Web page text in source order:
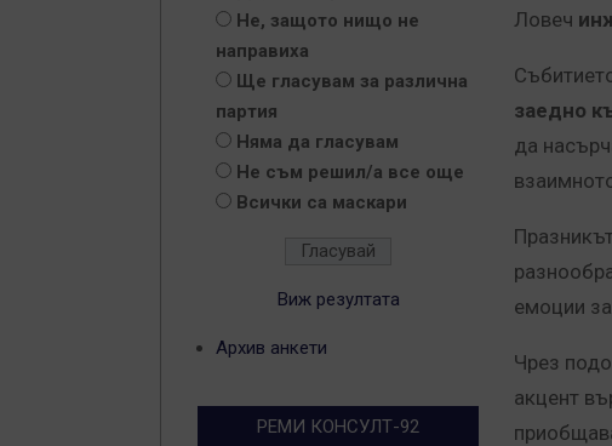
Ловеч
заедно
да
емоции
Чрез
акцент
Не, защото нищо не
направиха
Ще гласувам за различна
партия
Няма да гласувам
Не съм решил/а все още
Всички са маскари
Виж резултата
Архив анкети
РЕМИ КОНСУЛТ-92